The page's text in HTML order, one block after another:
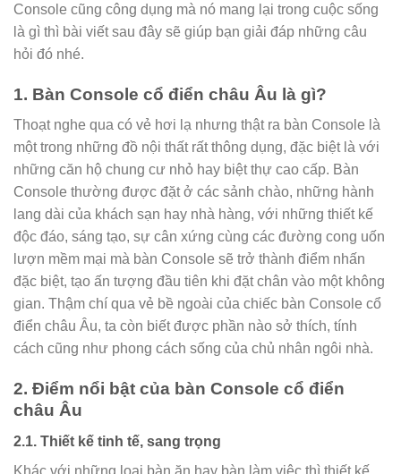
Console cũng công dụng mà nó mang lại trong cuộc sống
là gì thì bài viết sau đây sẽ giúp bạn giải đáp những câu
hỏi đó nhé.
1. Bàn Console cổ điển châu Âu là gì?
Thoạt nghe qua có vẻ hơi lạ nhưng thật ra bàn Console là
một trong những đồ nội thất rất thông dụng, đặc biệt là với
những căn hộ chung cư nhỏ hay biệt thự cao cấp. Bàn
Console thường được đặt ở các sảnh chào, những hành
lang dài của khách sạn hay nhà hàng, với những thiết kế
độc đáo, sáng tạo, sự cân xứng cùng các đường cong uốn
lượn mềm mại mà bàn Console sẽ trở thành điểm nhấn
đặc biệt, tạo ấn tượng đầu tiên khi đặt chân vào một không
gian. Thậm chí qua vẻ bề ngoài của chiếc bàn Console cổ
điển châu Âu, ta còn biết được phần nào sở thích, tính
cách cũng như phong cách sống của chủ nhân ngôi nhà.
2. Điểm nổi bật của bàn Console cổ điển
châu Âu
2.1. Thiết kế tinh tế, sang trọng
Khác với những loại bàn ăn hay bàn làm việc thì thiết kế